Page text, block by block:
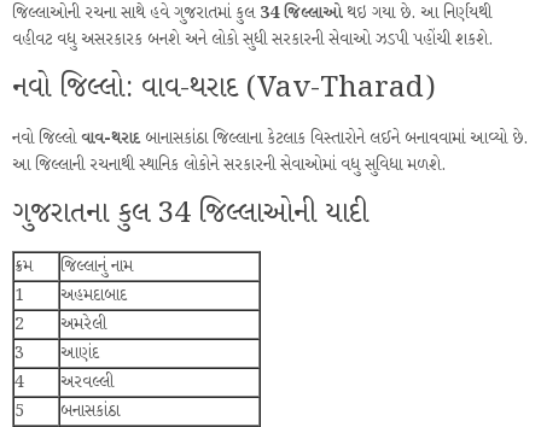
જિલ્લાઓની રચના સાથે હવે ગુજરાતમાં કુલ 34 જિલ્લાઓથઇ ગયા છે. આ નિર્ણયથી
વહીવટ વધુ અસરકારક બનશે અને લોકો સુધી સરકારની સેવાઓ ઝડપી પહોંચી શકશે.
નવો જિલ્લો: વાવ-થરાદ (Vav-Tharad)
નવો જિલ્લોવાવ-થરાદબાનાસકાંઠા જિલ્લાના કેટલાક વિસ્તારોને લઈને બનાવવામાં આવ્યો છે.
આ જિલ્લાની રચનાથી સ્થાનિક લોકોને સરકારની સેવાઓમાં વધુ સુવિધા મળશે.
ગુજરાતના કુલ 34 જિલ્લાઓની યાદી
ક્રમ
જિલ્લાનું નામ
1
અહમદાબાદ
2
અમરેલી
3
આણંદ
4
અરવલ્લી
5
બનાસકાંઠા